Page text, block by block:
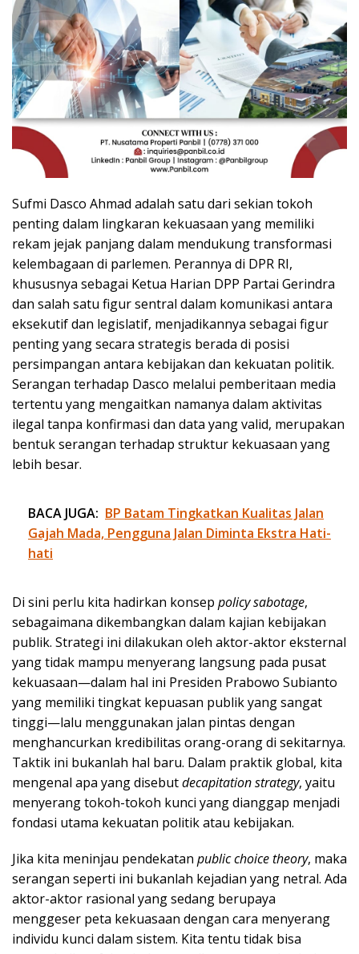
Sufmi Dasco Ahmad adalah satu dari sekian tokoh
penting dalam lingkaran kekuasaan yang memiliki
rekam jejak panjang dalam mendukung transformasi
kelembagaan di parlemen. Perannya di DPR RI,
khususnya sebagai Ketua Harian DPP Partai Gerindra
dan salah satu figur sentral dalam komunikasi antara
eksekutif dan legislatif, menjadikannya sebagai figur
penting yang secara strategis berada di posisi
persimpangan antara kebijakan dan kekuatan politik.
Serangan terhadap Dasco melalui pemberitaan media
tertentu yang mengaitkan namanya dalam aktivitas
ilegal tanpa konfirmasi dan data yang valid, merupakan
bentuk serangan terhadap struktur kekuasaan yang
lebih besar.
BACA JUGA: BP Batam Tingkatkan Kualitas Jalan
Gajah Mada, Pengguna Jalan Diminta Ekstra Hati-
hati
Di sini perlu kita hadirkan konsep policy sabotage,
sebagaimana dikembangkan dalam kajian kebijakan
publik. Strategi ini dilakukan oleh aktor-aktor eksternal
yang tidak mampu menyerang langsung pada pusat
kekuasaan—dalam hal ini Presiden Prabowo Subianto
yang memiliki tingkat kepuasan publik yang sangat
tinggi—lalu menggunakan jalan pintas dengan
menghancurkan kredibilitas orang-orang di sekitarnya.
Taktik ini bukanlah hal baru. Dalam praktik global, kita
mengenal apa yang disebutdecapitation strategy, yaitu
menyerang tokoh-tokoh kunci yang dianggap menjadi
fondasi utama kekuatan politik atau kebijakan.
Jika kita meninjau pendekatan public choice theory, maka
serangan seperti ini bukanlah kejadian yang netral. Ada
aktor-aktor rasional yang sedang berupaya
menggeser peta kekuasaan dengan cara menyerang
individu kunci dalam sistem. Kita tentu tidak bisa